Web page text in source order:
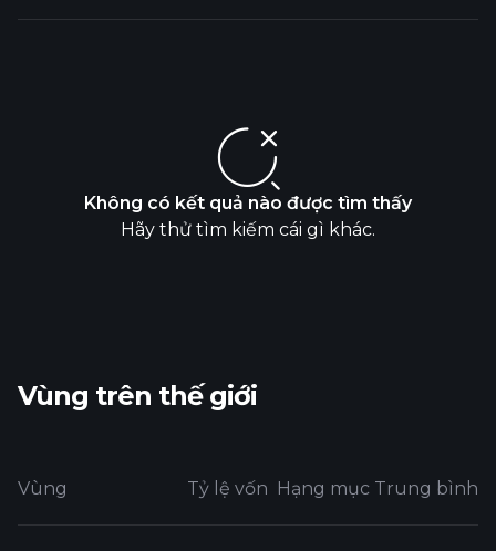
Không có kết quả nào được tìm thấy
Hãy thử tìm kiếm cái gì khác.
Vùng trên thế giới
Vùng Tỷ lệ vốn Hạng mục Trung bình